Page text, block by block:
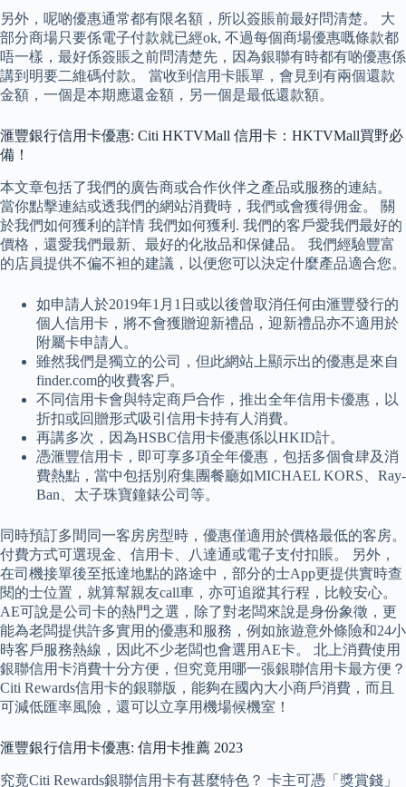
另外，呢啲優惠通常都有限名額，所以簽賬前最好問清楚。 大
部分商場只要係電子付款就已經ok, 不過每個商場優惠嘅條款都
唔一樣，最好係簽賬之前問清楚先，因為銀聯有時都有啲優惠係
講到明要二維碼付款。 當收到信用卡賬單，會見到有兩個還款
金額，一個是本期應還金額，另一個是最低還款額。
滙豐銀行信用卡優惠: Citi HKTVMall 信用卡：HKTVMall買野必
備！
本文章包括了我們的廣告商或合作伙伴之產品或服務的連結。
當你點擊連結或透我們的網站消費時，我們或會獲得佣金。 關
於我們如何獲利的詳情 我們如何獲利. 我們的客戶愛我們最好的
價格，還愛我們最新、最好的化妝品和保健品。 我們經驗豐富
的店員提供不偏不袒的建議，以便您可以決定什麼產品適合您。
如申請人於2019年1月1日或以後曾取消任何由滙豐發行的
個人信用卡，將不會獲贈迎新禮品，迎新禮品亦不適用於
附屬卡申請人。
雖然我們是獨立的公司，但此網站上顯示出的優惠是來自
finder.com的收費客戶。
不同信用卡會與特定商戶合作，推出全年信用卡優惠，以
折扣或回贈形式吸引信用卡持有人消費。
再講多次，因為HSBC信用卡優惠係以HKID計。
憑滙豐信用卡，即可享多項全年優惠，包括多個食肆及消
費熱點，當中包括別府集團餐廳如MICHAEL KORS、Ray-
Ban、太子珠寶鐘錶公司等。
同時預訂多間同一客房房型時，優惠僅適用於價格最低的客房。
付費方式可選現金、信用卡、八達通或電子支付扣賬。 另外，
在司機接單後至抵達地點的路途中，部分的士App更提供實時查
閱的士位置，就算幫親友call車，亦可追蹤其行程，比較安心。
AE可說是公司卡的熱門之選，除了對老闆來說是身份象徵，更
能為老闆提供許多實用的優惠和服務，例如旅遊意外條險和24小
時客戶服務熱線，因此不少老闆也會選用AE卡。 北上消費使用
銀聯信用卡消費十分方便，但究竟用哪一張銀聯信用卡最方便？
Citi Rewards信用卡的銀聯版，能夠在國內大小商戶消費，而且
可減低匯率風險，還可以立享用機場候機室！
滙豐銀行信用卡優惠: 信用卡推薦 2023
究竟Citi Rewards銀聯信用卡有甚麼特色？ 卡主可憑「獎賞錢」